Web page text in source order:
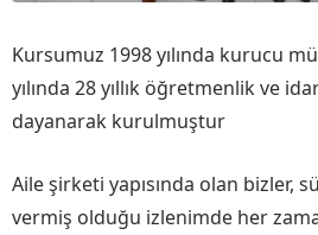
Kursumuz 1998 yılında kurucu
yılında 28 yıllık öğretmenlik ve
dayanarak kurulmuştur
Aile şirketi yapısında olan bizler,
vermiş olduğu izlenimde her